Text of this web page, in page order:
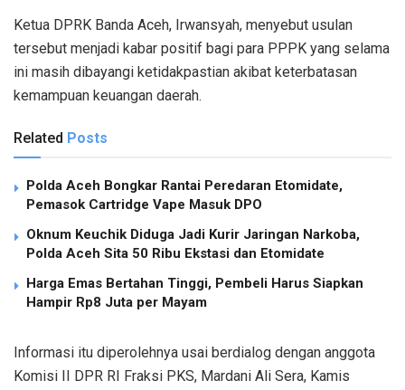
Ketua DPRK Banda Aceh, Irwansyah, menyebut usulan
tersebut menjadi kabar positif bagi para PPPK yang selama
ini masih dibayangi ketidakpastian akibat keterbatasan
kemampuan keuangan daerah.
Related Posts
Polda Aceh Bongkar Rantai Peredaran Etomidate,
Pemasok Cartridge Vape Masuk DPO
Oknum Keuchik Diduga Jadi Kurir Jaringan Narkoba,
Polda Aceh Sita 50 Ribu Ekstasi dan Etomidate
Harga Emas Bertahan Tinggi, Pembeli Harus Siapkan
Hampir Rp8 Juta per Mayam
Informasi itu diperolehnya usai berdialog dengan anggota
Komisi II DPR RI Fraksi PKS, Mardani Ali Sera, Kamis